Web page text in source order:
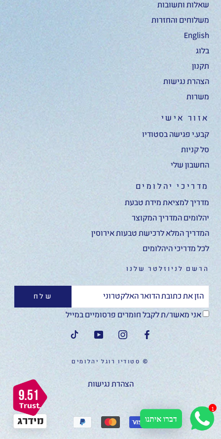
שאלות ותשובות
משלוחים והחזרות
English
בלוג
תקנון
הצהרת נגישות
משרות
אזור אישי
קבע.י פגישה בסטודיו
סל קניות
החשבון שלי
מדריכי יהלומים
מדריך למציאת מידת טבעת
יהלומים המדריך המקוצר
המדריך המלא לרכישת טבעות אירוסין
לכל מדריכי היהלומים
הרשם לניוזלטר שלנו
שלח
אני מאשר/ת לקבל חומרים פרסומיים במייל
© סטודיו רוגל יהלומים
הצהרת נגישות
דברו איתנו
1